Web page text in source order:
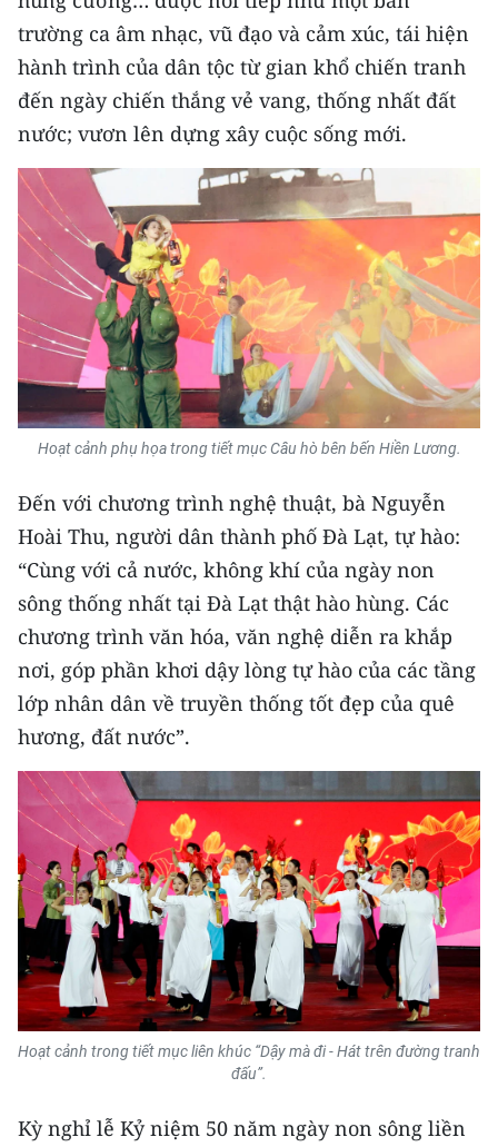
trường ca âm nhạc, vũ đạo và cảm xúc, tái hiện
hành trình của dân tộc từ gian khổ chiến tranh
đến ngày chiến thắng vẻ vang, thống nhất đất
nước; vươn lên dựng xây cuộc sống mới.
Hoạt cảnh phụ họa trong tiết mục Câu hò bên bến Hiền Lương.
Đến với chương trình nghệ thuật, bà Nguyễn
Hoài Thu, người dân thành phố Đà Lạt, tự hào:
“Cùng với cả nước, không khí của ngày non
sông thống nhất tại Đà Lạt thật hào hùng. Các
chương trình văn hóa, văn nghệ diễn ra khắp
nơi, góp phần khơi dậy lòng tự hào của các tầng
lớp nhân dân về truyền thống tốt đẹp của quê
hương, đất nước”.
Hoạt cảnh trong tiết mục liên khúc “Dậy mà đi - Hát trên đường tranh
đấu”.
Kỳ nghỉ lễ Kỷ niệm 50 năm ngày non sông liền